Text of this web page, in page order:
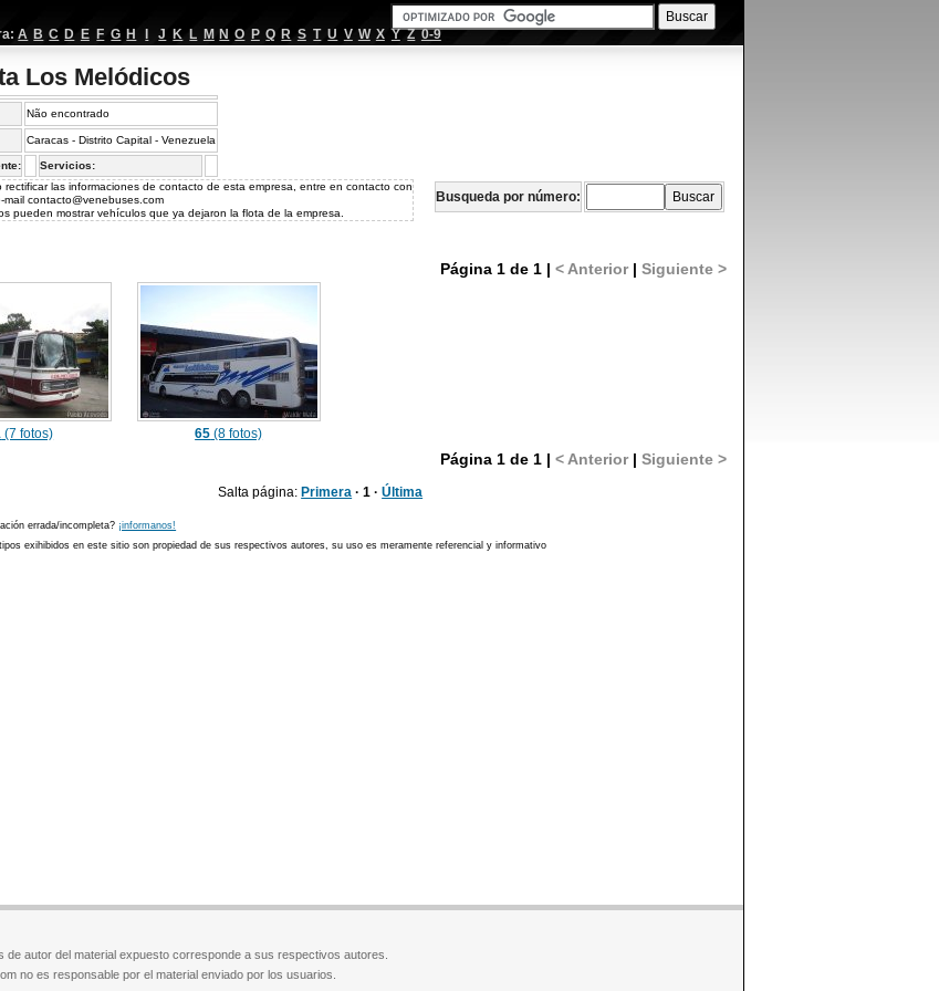
A B C D E F G H J K L M N O P Q R S T U V W X Y Z 0-9
Los Melódicos
Não encontrado
Caracas - Distrito Capital - Venezuela
Servicios:
rectificar las informaciones de contacto de esta empresa, entre en contacto con
mailcontacto@venebuses.com
pueden mostrar vehículos que ya dejaron la flota de la empresa.
Busqueda por número:
Página 1 de 1 |< Anterior|Siguiente >
(7 fotos) 65 (8 fotos)
Página 1 de 1 |< Anterior|Siguiente >
Salta página: Primera · 1 ·Última
errada/incompleta? ¡informanos!
exihibidos en este sitio son propiedad de sus respectivos autores, su uso es meramente referencial y informativo
de autor del material expuesto corresponde a sus respectivos autores.
no es responsable por el material enviado por los usuarios.